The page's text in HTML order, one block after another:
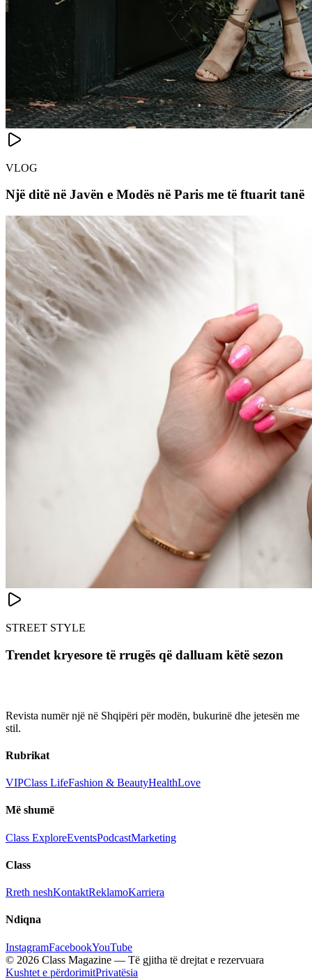
VLOG
Një ditë në Javën e Modës në Paris me të ftuarit tanë
STREET STYLE
Trendet kryesore të rrugës që dalluam këtë sezon
Revista numër një në Shqipëri për modën, bukurinë dhe jetesën me
stil.
Rubrikat
VIPClass LifeFashion & BeautyHealthLove
Më shumë
Class ExploreEventsPodcastMarketing
Class
Rreth neshKontaktReklamoKarriera
Ndiqna
InstagramFacebookYouTube
© 2026 Class Magazine — Të gjitha të drejtat e rezervuara
Kushtet e përdorimitPrivatësia